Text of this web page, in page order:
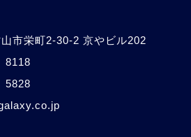
市栄町2-30-2 京やビル202
8118
5828